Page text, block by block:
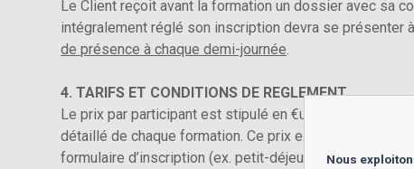
Le Client reçoit avant la formation un dossier avec sa
intégralement réglé son inscription devra se présenter
de présence à chaque demi-journée.
4. TARIFS ET CONDITIONS DE REGLEMENT
Le prix par participant est stipulé en €uro HT, T.V.A. en
détaillé de chaque formation. Ce prix est forfaitaire et
formulaire d’inscription (ex. petit-déjeuner, pauses et
Nous